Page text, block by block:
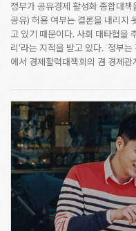
정부가 공유경제 활성화 종합대
공유) 허용 여부는 결론을 내리지
고 있기 때문이다. 사회 대타협을
리'라는 지적을 받고 있다. 정부
에서 경제활력대책회의 겸 경제